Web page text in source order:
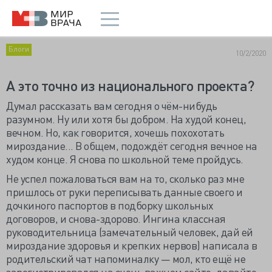
Блоги 10/2/2020
А это точно из национального проекта?
Думал рассказать вам сегодня о чём-нибудь
разумном. Ну или хотя бы добром. На худой конец,
вечном. Но, как говорится, хочешь похохотать
мироздание... В общем, подождёт сегодня вечное на
худом конце. Я снова по школьной теме пройдусь.
Не успел пожаловаться вам на то, сколько раз мне
пришлось от руки переписывать данные своего и
дочкиного паспортов в подборку школьных
договоров, и снова-здорово. Ингина классная
руководительница (замечательный человек, дай ей
мироздание здоровья и крепких нервов) написала в
родительский чат напоминалку — мол, кто ещё не